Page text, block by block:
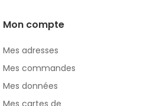
Mon compte
Mes adresses
Mes commandes
Mes données
Mes cartes de